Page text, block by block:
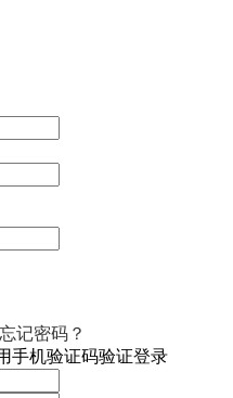
忘记密码？
手机验证码验证登录